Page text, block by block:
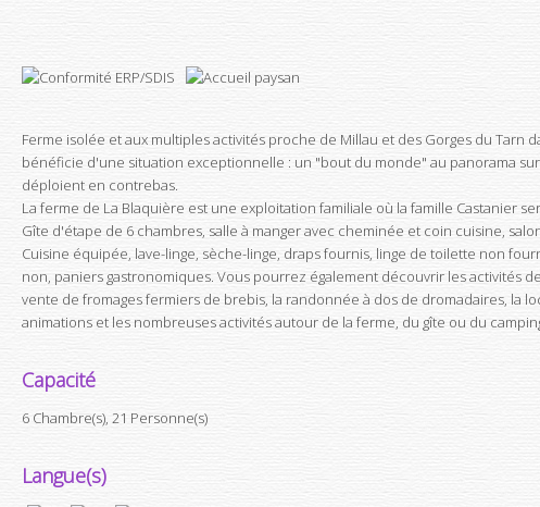
Ferme isolée et aux multiples activités proche de Millau et des Gorges du Tarn
bénéficie d'une situation exceptionnelle : un "bout du monde" au panorama sur
déploient en contrebas.
La ferme de La Blaquière est une exploitation familiale où la famille Castanier
Gîte d'étape de 6 chambres, salle à manger avec cheminée et coin cuisine,
Cuisine équipée, lave-linge, sèche-linge, draps fournis, linge de toilette non
non, paniers gastronomiques. Vous pourrez également découvrir les activités
vente de fromages fermiers de brebis, la randonnée à dos de dromadaires, la
animations et les nombreuses activités autour de la ferme, du gîte ou du
Capacité
6 Chambre(s), 21 Personne(s)
Langue(s)